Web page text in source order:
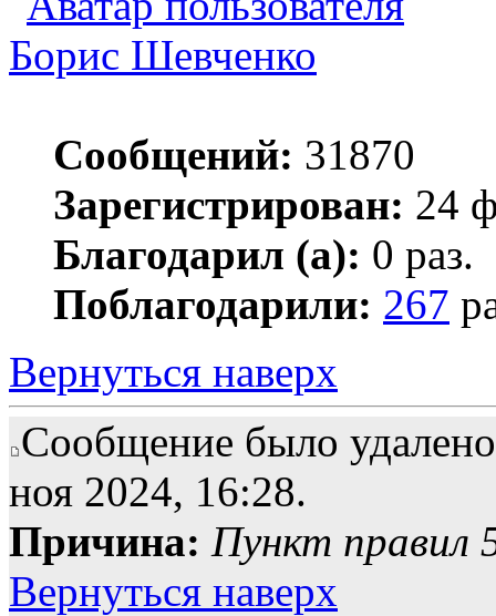
Борис Шевченко
Сообщений: 31870
Зарегистрирован: 24
Благодарил (а): 0 раз.
Поблагодарили: 267
Вернуться наверх
Сообщение было
ноя 2024, 16:28.
Причина: Пункт правил
Вернуться наверх